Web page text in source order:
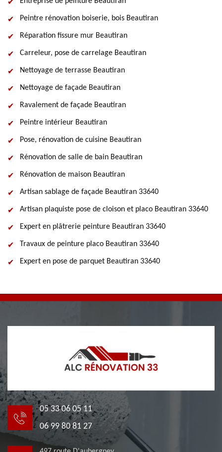
Peintre rénovation boiserie, bois Beautiran
Réparation fissure mur Beautiran
Carreleur, pose de carrelage Beautiran
Nettoyage de terrasse Beautiran
Nettoyage de façade Beautiran
Ravalement de façade Beautiran
Peintre intérieur Beautiran
Pose, rénovation de cuisine Beautiran
Rénovation de salle de bain Beautiran
Rénovation de maison Beautiran
Artisan sablage de façade Beautiran 33640
Artisan plaquiste pose de cloison et placo Beautiran 33640
Expert en plâtrerie peinture Beautiran 33640
Travaux de peinture placo Beautiran 33640
Expert en pose de parquet Beautiran 33640
05 33 06 05 11
06 99 80 81 27